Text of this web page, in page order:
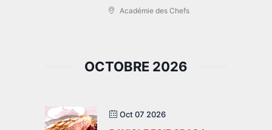
Académie des Chefs
OCTOBRE 2026
Oct 07 2026